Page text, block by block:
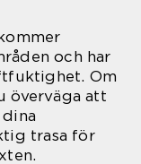
och har
Om
överväga att
trasa för